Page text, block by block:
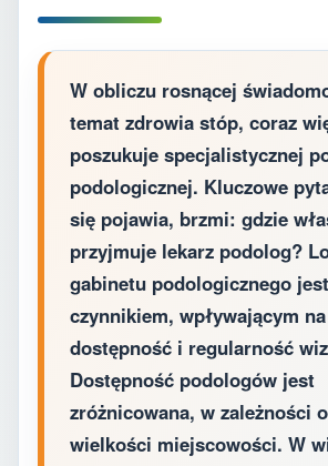
W obliczu rosnącej
temat zdrowia stóp, coraz
poszukuje specjalistycznej
podologicznej. Kluczowe
się pojawia, brzmi: gdzie
przyjmuje lekarz podolog?
gabinetu podologicznego
czynnikiem, wpływającym na
dostępność i regularność
Dostępność podologów jest
zróżnicowana, w zależności
wielkości miejscowości. W